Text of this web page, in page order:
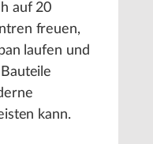
auf 20
freuen,
laufen und
kann.